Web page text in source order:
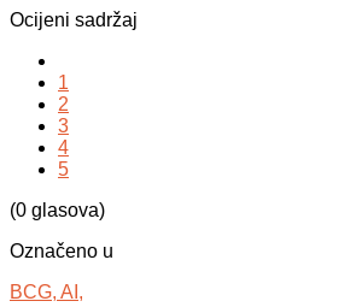
Ocijeni sadržaj
1
2
3
4
5
(0 glasova)
Označeno u
BCG, AI,